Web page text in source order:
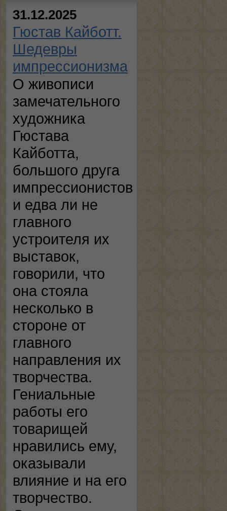
31.12.2025
Гюстав Кайботт.
Шедевры
импрессионизма
О живописи
замечательного
художника
Гюстава
Кайботта,
большого друга
импрессионистов
и едва ли не
главного
устроителя их
выставок,
говорили, что
она стояла
несколько в
стороне от
главного
направления их
творчества.
Гениальные
работы его
товарищей
нравились ему,
оказывали
влияние и на его
творчество.